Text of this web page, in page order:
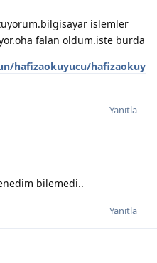
islemler
falan oldum.iste burda
hafizaokuyucu/hafizaokuy
Yanıtla
bilemedi..
Yanıtla